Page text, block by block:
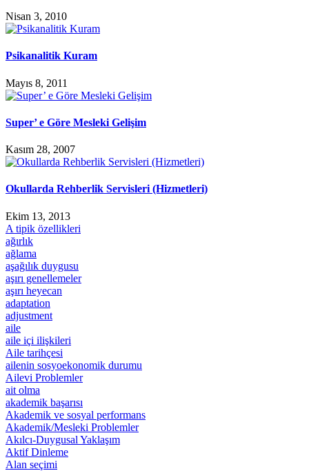
Nisan 3, 2010
Psikanalitik Kuram
Mayıs 8, 2011
Super’ e Göre Mesleki Gelişim
Kasım 28, 2007
Okullarda Rehberlik Servisleri (Hizmetleri)
Ekim 13, 2013
A tipik özellikleri
ağırlık
ağlama
aşağılık duygusu
aşırı genellemeler
aşırı heyecan
adaptation
adjustment
aile
aile içi ilişkileri
Aile tarihçesi
ailenin sosyoekonomik durumu
Ailevi Problemler
ait olma
akademik başarısı
Akademik ve sosyal performans
Akademik/Mesleki Problemler
Akılcı-Duygusal Yaklaşım
Aktif Dinleme
Alan seçimi